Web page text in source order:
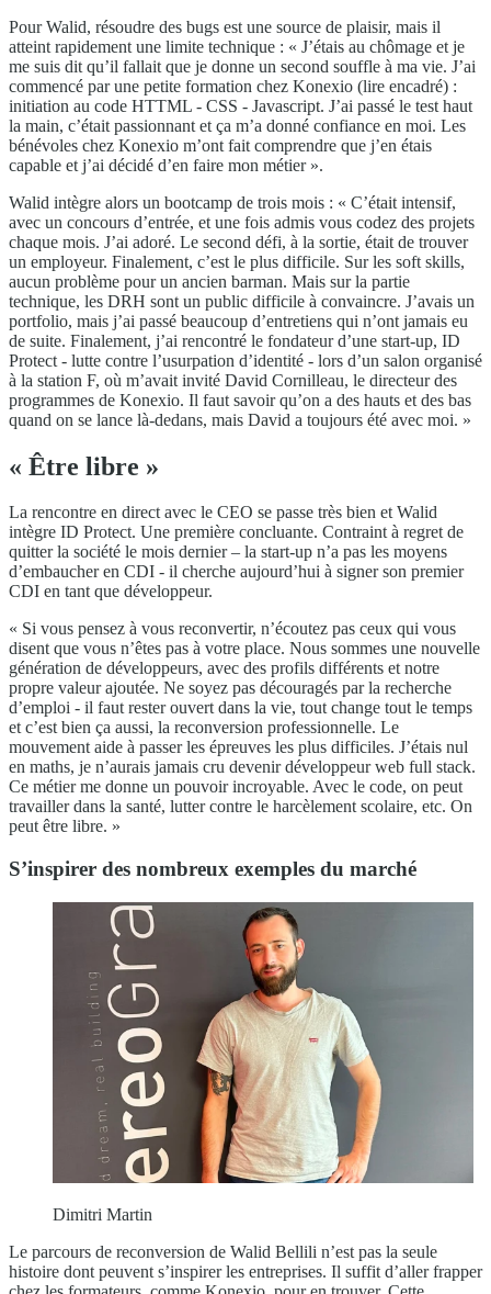
Pour Walid, résoudre des bugs est une source de plaisir, mais il
atteint rapidement une limite technique : « J’étais au chômage et je
me suis dit qu’il fallait que je donne un second souffle à ma vie. J’ai
commencé par une petite formation chez Konexio (lire encadré) :
initiation au code HTTML - CSS - Javascript. J’ai passé le test haut
la main, c’était passionnant et ça m’a donné confiance en moi. Les
bénévoles chez Konexio m’ont fait comprendre que j’en étais
capable et j’ai décidé d’en faire mon métier ».
Walid intègre alors un bootcamp de trois mois : « C’était intensif,
avec un concours d’entrée, et une fois admis vous codez des projets
chaque mois. J’ai adoré. Le second défi, à la sortie, était de trouver
un employeur. Finalement, c’est le plus difficile. Sur les soft skills,
aucun problème pour un ancien barman. Mais sur la partie
technique, les DRH sont un public difficile à convaincre. J’avais un
portfolio, mais j’ai passé beaucoup d’entretiens qui n’ont jamais eu
de suite. Finalement, j’ai rencontré le fondateur d’une start-up, ID
Protect - lutte contre l’usurpation d’identité - lors d’un salon organisé
à la station F, où m’avait invité David Cornilleau, le directeur des
programmes de Konexio. Il faut savoir qu’on a des hauts et des bas
quand on se lance là-dedans, mais David a toujours été avec moi. »
« Être libre »
La rencontre en direct avec le CEO se passe très bien et Walid
intègre ID Protect. Une première concluante. Contraint à regret de
quitter la société le mois dernier – la start-up n’a pas les moyens
d’embaucher en CDI - il cherche aujourd’hui à signer son premier
CDI en tant que développeur.
« Si vous pensez à vous reconvertir, n’écoutez pas ceux qui vous
disent que vous n’êtes pas à votre place. Nous sommes une nouvelle
génération de développeurs, avec des profils différents et notre
propre valeur ajoutée. Ne soyez pas découragés par la recherche
d’emploi - il faut rester ouvert dans la vie, tout change tout le temps
et c’est bien ça aussi, la reconversion professionnelle. Le
mouvement aide à passer les épreuves les plus difficiles. J’étais nul
en maths, je n’aurais jamais cru devenir développeur web full stack.
Ce métier me donne un pouvoir incroyable. Avec le code, on peut
travailler dans la santé, lutter contre le harcèlement scolaire, etc. On
peut être libre. »
S’inspirer des nombreux exemples du marché
Dimitri Martin
Le parcours de reconversion de Walid Bellili n’est pas la seule
histoire dont peuvent s’inspirer les entreprises. Il suffit d’aller frapper